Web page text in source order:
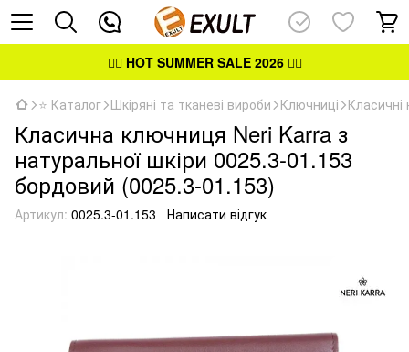
👉🏻 HOT SUMMER SALE 2026👈🏻
⭐ Каталог Шкіряні та тканеві вироби Ключниці Класичні
Класична ключниця Neri Karra з
натуральної шкіри 0025.3-01.153
бордовий (0025.3-01.153)
Артикул: 0025.3-01.153 Написати відгук